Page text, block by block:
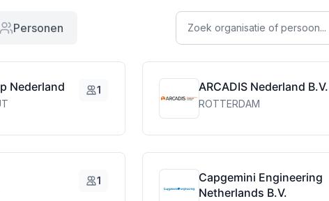
Personen
Nederland 1 ARCADIS Nederland B.V.
ROTTERDAM
1
Capgemini Engineering
Netherlands B.V.